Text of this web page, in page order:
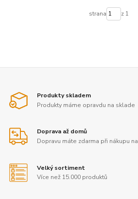
strana z 1
Produkty skladem
Produkty máme opravdu na sklade
Doprava až domů
Dopravu máte zdarma při nákupu
Velký sortiment
Více než 15.000 produktů